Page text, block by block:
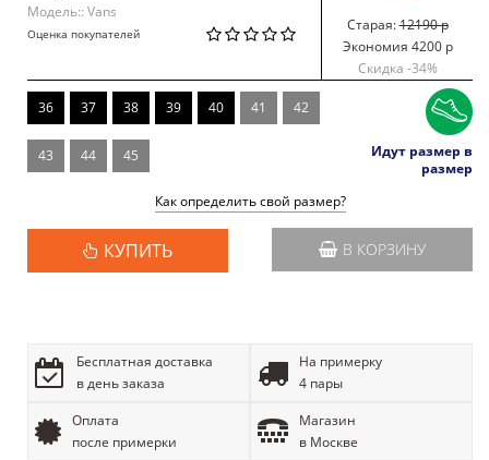
Модель:: Vans
Оценка покупателей Старая:12190 р
Экономия 4200 р
Скидка -34%
36 37 38 39 40 41 42
43 44 45
Идут размер в
размер
Как определить свой размер?
КУПИТЬ В КОРЗИНУ
Бесплатная доставка
в день заказа
На примерку
4 пары
Оплата
после примерки
Магазин
в Москве